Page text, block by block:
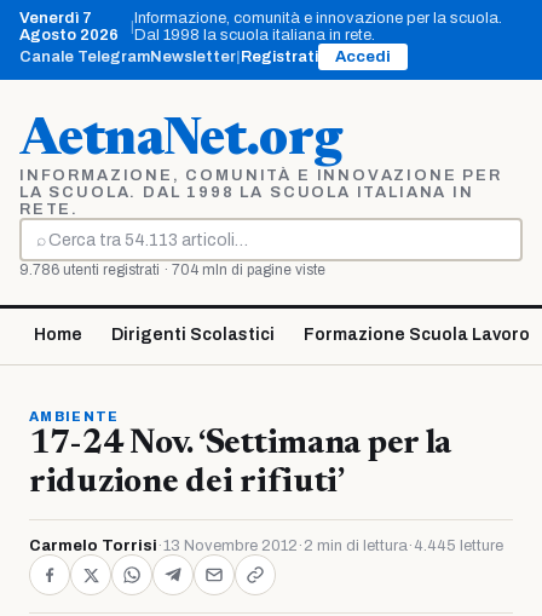
Vai
contenuto
Venerdì 7
Agosto 2026
Informazione, comunità e innovazione per la scuola.
Dal 1998 la scuola italiana in rete.
Canale TelegramNewsletter Registrati Accedi
AetnaNet.org
INFORMAZIONE, COMUNITÀ E INNOVAZIONE PER
LA SCUOLA. DAL 1998 LA SCUOLA ITALIANA IN
RETE.
⌕
Cerca
9.786 utenti registrati · 704 mln di pagine viste
Home Dirigenti Scolastici Formazione Scuola Lavoro
AMBIENTE
17-24 Nov. ‘Settimana per la
riduzione dei rifiuti’
Carmelo Torrisi ·13 Novembre 2012 · 2 min di lettura· 4.445 letture